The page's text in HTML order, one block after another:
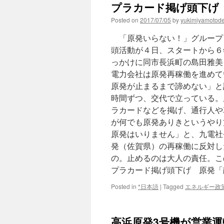
プラカード掲げ頭下
Posted on 2017/07/05 by
「原発いらない！」グルー
頭活動が４日、スタートから
っかけに同市長浜町の島田雅
電力会社は原発再稼働を進め
原発が止まるまで諦めない」
時間ずつ、交代で立っている
ラカードなどを掲げ、通行人
が何でも原発ありきというや
原発はいりません」と、九電
発（佐賀県）の再稼働に反対
の。止めるのは大人の責任。
プラカード掲げ頭下げ 原発
Posted in *日本語 | Tagged エネルギー政